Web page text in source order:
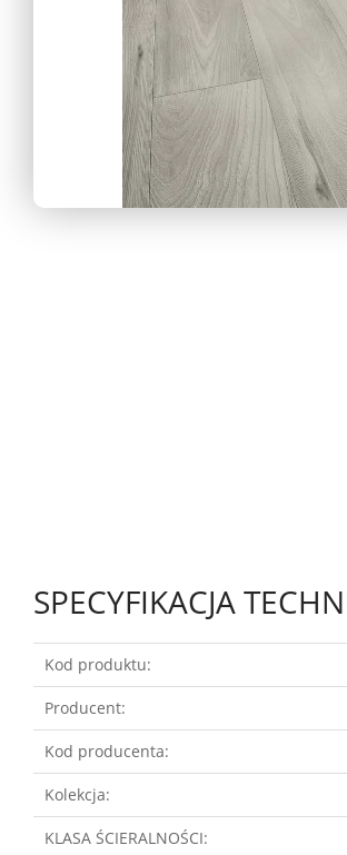
SPECYFIKACJA
Kod produktu:
Producent:
Kod producenta:
Kolekcja:
KLASA ŚCIERALNOŚCI: